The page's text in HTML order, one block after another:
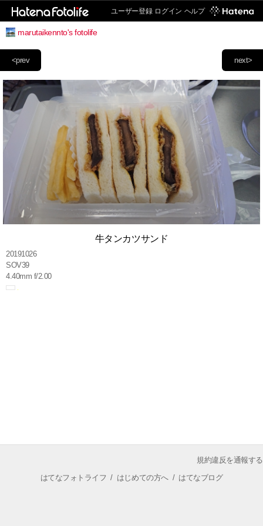
ユーザー登録 ログイン ヘルプ
marutaikennto's fotolife
next>
<prev
牛タンカツサンド
20191026
SOV39
4.40mm f/2.00
規約違反を通報する
はてなフォトライフ / はじめての方へ/ はてなブログ